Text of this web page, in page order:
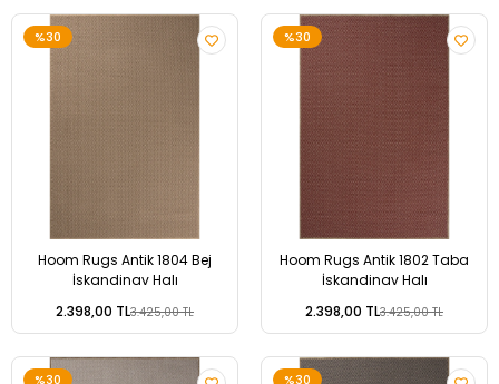
%30
Hoom Rugs Antik 1804 Bej
İskandinav Halı
2.398,00 TL3.425,00 TL
%30
Hoom Rugs Antik 1802 Taba
İskandinav Halı
2.398,00 TL3.425,00 TL
%30 %30